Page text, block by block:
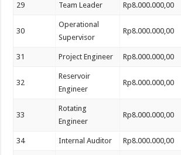
29 Team Leader Rp8.000.000,00
30
Operational
Supervisor
Rp8.000.000,00
31 Project Engineer Rp8.000.000,00
32
Reservoir
Engineer
Rp8.000.000,00
33
Rotating
Engineer
Rp8.000.000,00
34 Internal Auditor Rp8.000.000,00